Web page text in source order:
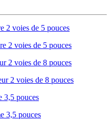
2 voies de 5 pouces
2 voies de 5 pouces
2 voies de 8 pouces
2 voies de 8 pouces
3,5 pouces
3,5 pouces